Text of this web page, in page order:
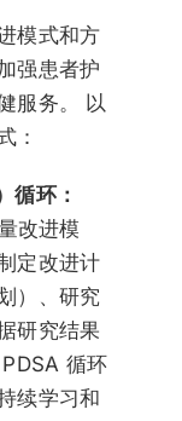
模式和方
强患者护
服务。 以
：
循环：
改进模
定改进计
）、研究
研究结果
循环
续学习和